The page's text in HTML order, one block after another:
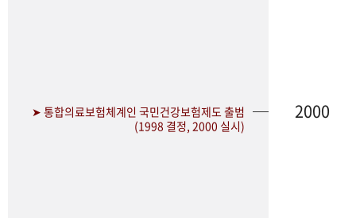
➤ 통합의료보험체계인 국민건강보험제도 출범
(1998 결정, 2000 실시)
2000